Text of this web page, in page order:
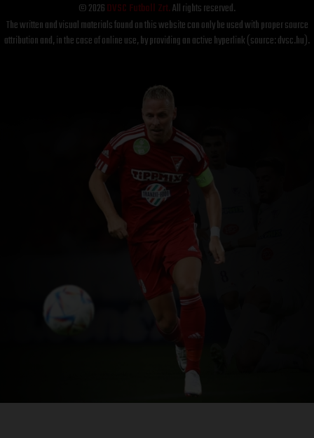
© 2026DVSC Futball Zrt.All rights reserved.
The written and visual materials found on this website can only be used with proper source
attribution and, in the case of online use, by providing an active hyperlink (source: dvsc.hu).